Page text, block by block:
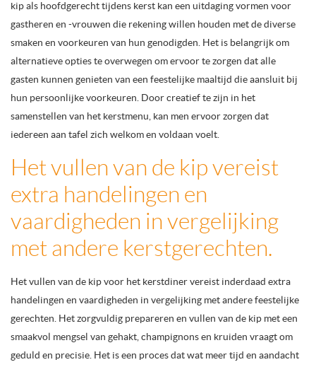
kip als hoofdgerecht tijdens kerst kan een uitdaging vormen voor
gastheren en -vrouwen die rekening willen houden met de diverse
smaken en voorkeuren van hun genodigden. Het is belangrijk om
alternatieve opties te overwegen om ervoor te zorgen dat alle
gasten kunnen genieten van een feestelijke maaltijd die aansluit bij
hun persoonlijke voorkeuren. Door creatief te zijn in het
samenstellen van het kerstmenu, kan men ervoor zorgen dat
iedereen aan tafel zich welkom en voldaan voelt.
Het vullen van de kip vereist
extra handelingen en
vaardigheden in vergelijking
met andere kerstgerechten.
Het vullen van de kip voor het kerstdiner vereist inderdaad extra
handelingen en vaardigheden in vergelijking met andere feestelijke
gerechten. Het zorgvuldig prepareren en vullen van de kip met een
smaakvol mengsel van gehakt, champignons en kruiden vraagt om
geduld en precisie. Het is een proces dat wat meer tijd en aandacht